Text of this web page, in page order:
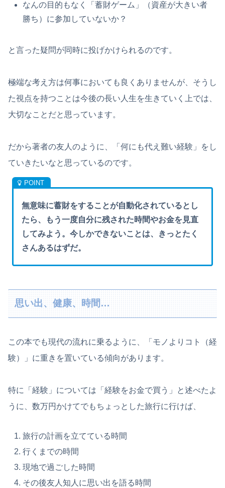
なんの目的もなく「蓄財ゲーム」（資産が大きい者
勝ち）に参加していないか？
と言った疑問が同時に投げかけられるのです。
極端な考え方は何事においても良くありませんが、そうし
た視点を持つことは今後の長い人生を生きていく上では、
大切なことだと思っています。
だから著者の友人のように、「何にも代え難い経験」をし
ていきたいなと思っているのです。
無意味に蓄財をすることが自動化されているとし
たら、もう一度自分に残された時間やお金を見直
してみよう。今しかできないことは、きっとたく
さんあるはずだ。
思い出、健康、時間…
この本でも現代の流れに乗るように、「モノよりコト（経
験）」に重きを置いている傾向があります。
特に「経験」については「経験をお金で買う」と述べたよ
うに、数万円かけてでもちょっとした旅行に行けば、
旅行の計画を立てている時間
行くまでの時間
現地で過ごした時間
その後友人知人に思い出を語る時間